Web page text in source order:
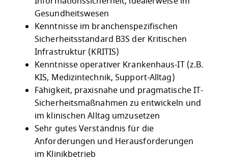
Gesundheitswesen
Kenntnisse im branchenspezifischen
Sicherheitsstandard B3S der Kritischen
Infrastruktur (KRITIS)
Kenntnisse operativer Krankenhaus-IT (z.B.
KIS, Medizintechnik, Support-Alltag)
Fähigkeit, praxisnahe und pragmatische IT-
Sicherheitsmaßnahmen zu entwickeln und
im klinischen Alltag umzusetzen
Sehr gutes Verständnis für die
Anforderungen und Herausforderungen
im Klinikbetrieb